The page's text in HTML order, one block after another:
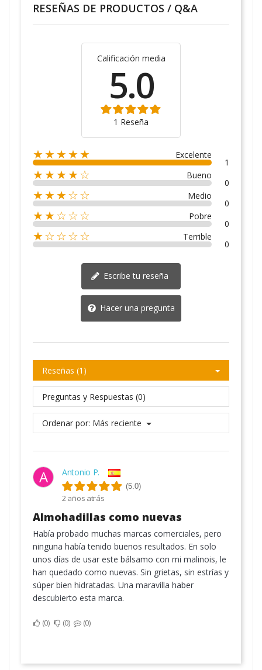
RESEÑAS DE PRODUCTOS / Q&A
Calificación media
5.0
1 Reseña
★★★★★ Excelente
1
★★★★☆ Bueno
0
★★★☆☆ Medio
0
★★☆☆☆ Pobre
0
★☆☆☆☆ Terrible
0
Escribe tu reseña
Hacer una pregunta
Reseñas (1)
Preguntas y Respuestas (0)
Ordenar por: Más reciente
A Antonio P.
(5.0)
2 años atrás
Almohadillas como nuevas
Había probado muchas marcas comerciales, pero
ninguna había tenido buenos resultados. En solo
unos días de usar este bálsamo con mi malinois, le
han quedado como nuevas. Sin grietas, sin estrías y
súper bien hidratadas. Una maravilla haber
descubierto esta marca.
0 0 0